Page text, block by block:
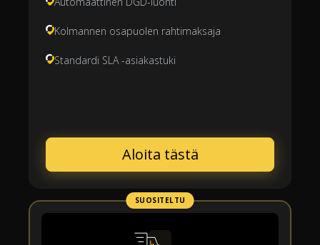
Kolmannen osapuolen rahtimaksaja
Standardi SLA -asiakastuki
Aloita tästä
SUOSITELTU